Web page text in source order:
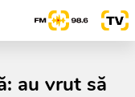
au vrut să